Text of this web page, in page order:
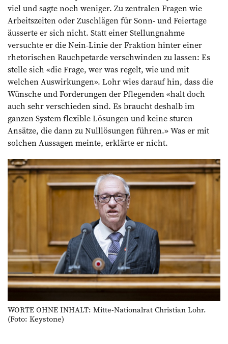
viel und sagte noch weniger. Zu zentralen Fragen wie
Arbeitszeiten oder Zuschlägen für Sonn- und Feiertage
äusserte er sich nicht. Statt einer Stellungnahme
versuchte er die Nein-Linie der Fraktion hinter einer
rhetorischen Rauchpetarde verschwinden zu lassen: Es
stelle sich «die Frage, wer was regelt, wie und mit
welchen Auswirkungen». Lohr wies darauf hin, dass die
Wünsche und Forderungen der Pflegenden «halt doch
auch sehr verschieden sind. Es braucht deshalb im
ganzen System flexible Lösungen und keine sturen
Ansätze, die dann zu Nulllösungen führen.» Was er mit
solchen Aussagen meinte, erklärte er nicht.
WORTE OHNE INHALT: Mitte-Nationalrat Christian Lohr.
(Foto: Keystone)